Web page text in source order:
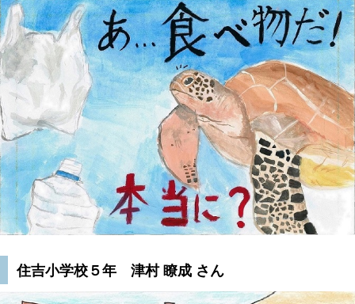
住吉小学校５年 津村 瞭成 さん